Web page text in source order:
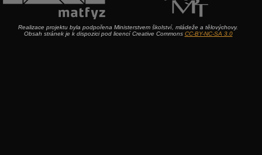
Realizace projektu byla podpořena Ministerstvem školství, mládeže a tělovýchovy.
Obsah stránek je k dispozici pod licencí Creative Commons CC-BY-NC-SA 3.0